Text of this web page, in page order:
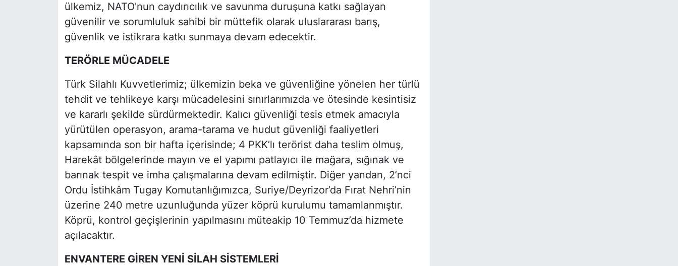
ülkemiz, NATO'nun caydırıcılık ve savunma duruşuna katkı sağlayan
güvenilir ve sorumluluk sahibi bir müttefik olarak uluslararası barış,
güvenlik ve istikrara katkı sunmaya devam edecektir.
TERÖRLE MÜCADELE
Türk Silahlı Kuvvetlerimiz; ülkemizin beka ve güvenliğine yönelen her türlü
tehdit ve tehlikeye karşı mücadelesini sınırlarımızda ve ötesinde kesintisiz
ve kararlı şekilde sürdürmektedir. Kalıcı güvenliği tesis etmek amacıyla
yürütülen operasyon, arama-tarama ve hudut güvenliği faaliyetleri
kapsamında son bir hafta içerisinde; 4 PKK’lı terörist daha teslim olmuş,
Harekât bölgelerinde mayın ve el yapımı patlayıcı ile mağara, sığınak ve
barınak tespit ve imha çalışmalarına devam edilmiştir. Diğer yandan, 2’nci
Ordu İstihkâm Tugay Komutanlığımızca, Suriye/Deyrizor’da Fırat Nehri’nin
üzerine 240 metre uzunluğunda yüzer köprü kurulumu tamamlanmıştır.
Köprü, kontrol geçişlerinin yapılmasını müteakip 10 Temmuz’da hizmete
açılacaktır.
ENVANTERE GİREN YENİ SİLAH SİSTEMLERİ